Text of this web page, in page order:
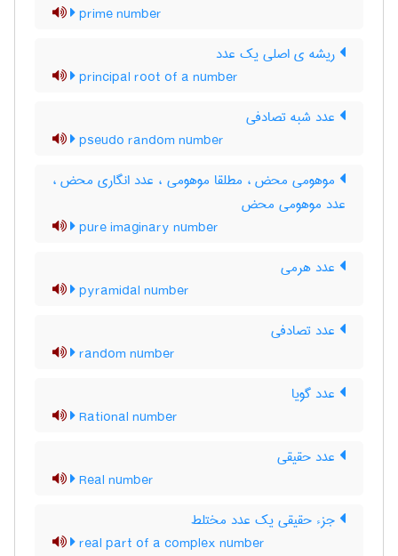
prime number
ریشه ی اصلی یک عدد
principal root of a number
عدد شبه تصادفی
pseudo random number
موهومی محض ، مطلقا موهومی ، عدد انگاری محض ،
عدد موهومی محض
pure imaginary number
عدد هرمی
pyramidal number
عدد تصادفی
random number
عدد گویا
Rational number
عدد حقیقی
Real number
جزء حقیقی یک عدد مختلط
real part of a complex number